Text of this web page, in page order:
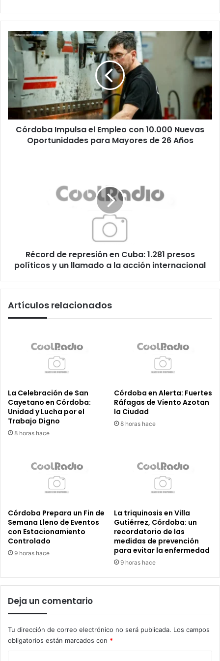
Córdoba
Impulsa
el
Empleo
con
10.000
Nuevas
Oportunidades
para
Mayores
Córdoba Impulsa el Empleo con 10.000 Nuevas
Oportunidades para Mayores de 26 Años
llamado
la
internacional
Récord de represión en Cuba: 1.281 presos
políticos y un llamado a la acción internacional
Artículos relacionados
La Celebración de San
Cayetano en Córdoba:
Unidad y Lucha por el
Trabajo Digno
8 horas hace
Córdoba en Alerta: Fuertes
Ráfagas de Viento Azotan
la Ciudad
8 horas hace
Córdoba Prepara un Fin de
Semana Lleno de Eventos
con Estacionamiento
Controlado
9 horas hace
La triquinosis en Villa
Gutiérrez, Córdoba: un
recordatorio de las
medidas de prevención
para evitar la enfermedad
9 horas hace
Deja un comentario
Tu dirección de correo electrónico no será publicada. Los campos
obligatorios están marcados con *